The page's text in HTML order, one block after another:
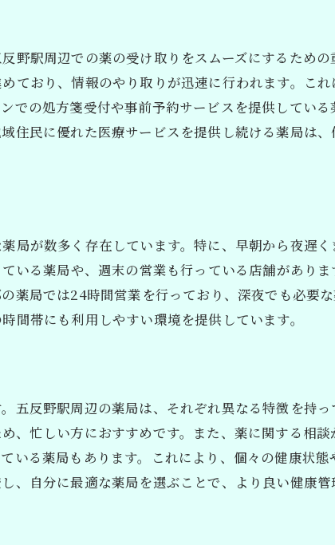
野駅周辺での薬の受け取りをスムーズにするため
ており、情報のやり取りが迅速に行われます。こ
での処方箋受付や事前予約サービスを提供してい
住民に優れた医療サービスを提供し続ける薬局は
局が数多く存在しています。特に、早朝から夜遅
いる薬局や、週末の営業も行っている店舗があり
薬局では24時間営業を行っており、深夜でも必要
間帯にも利用しやすい環境を提供しています。
五反野駅周辺の薬局は、それぞれ異なる特徴を持
、忙しい方におすすめです。また、薬に関する相
いる薬局もあります。これにより、個々の健康状
、自分に最適な薬局を選ぶことで、より良い健康管